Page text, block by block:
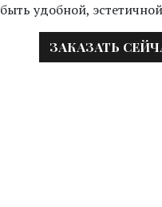
быть удобной,
ЗАКАЗАТЬ